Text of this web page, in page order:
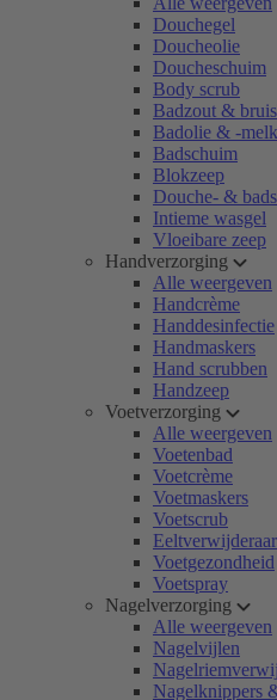
Douchegel
Doucheolie
Doucheschuim
Body scrub
Badzout &
Badolie & -melk
Badschuim
Blokzeep
Douche- &
Intieme wasgel
Vloeibare zeep
Handverzorging
Alle weergeven
Handcrème
Handdesinfectie
Handmaskers
Hand scrubben
Handzeep
Voetverzorging
Alle weergeven
Voetenbad
Voetcrème
Voetmaskers
Voetscrub
Voetgezondheid
Voetspray
Nagelverzorging
Alle weergeven
Nagelvijlen
Nagelknippers